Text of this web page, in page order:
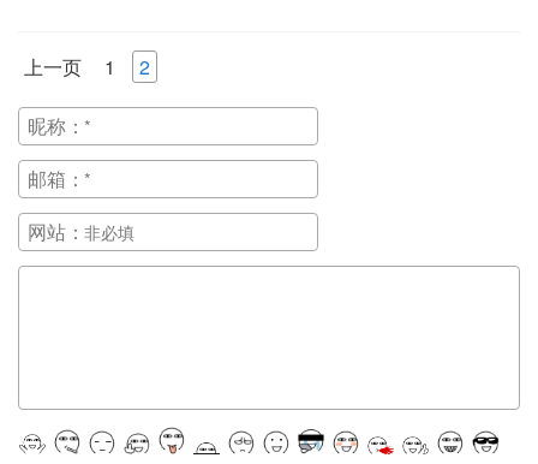
上一页 1 2
昵称：
邮箱：
网站：